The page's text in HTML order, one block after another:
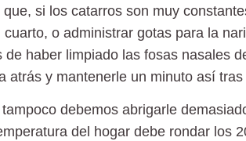
que, si los catarros son muy
o administrar gotas para la
haber limpiado las fosas nasales
atrás y mantenerle un minuto así
debemos abrigarle
del hogar debe rondar los